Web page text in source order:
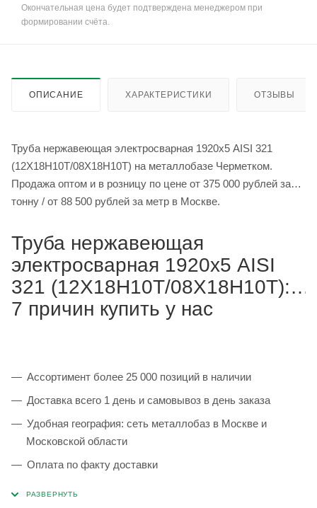
Окончательная цена будет подтверждена менеджером при
формировании счёта.
ОПИСАНИЕ ХАРАКТЕРИСТИКИ ОТЗЫВЫ
Труба нержавеющая электросварная 1920х5 AISI 321
(12Х18Н10Т/08Х18Н10Т) на металлобазе Черметком.
Продажа оптом и в розницу по цене от 375 000 рублей за
тонну / от 88 500 рублей за метр в Москве.
Труба нержавеющая
электросварная 1920х5 AISI
321 (12Х18Н10Т/08Х18Н10Т):
7 причин купить у нас
Ассортимент более 25 000 позиций в наличии
Доставка всего 1 день и самовывоз в день заказа
Удобная география: сеть металлобаз в Москве и
Московской области
Оплата по факту доставки